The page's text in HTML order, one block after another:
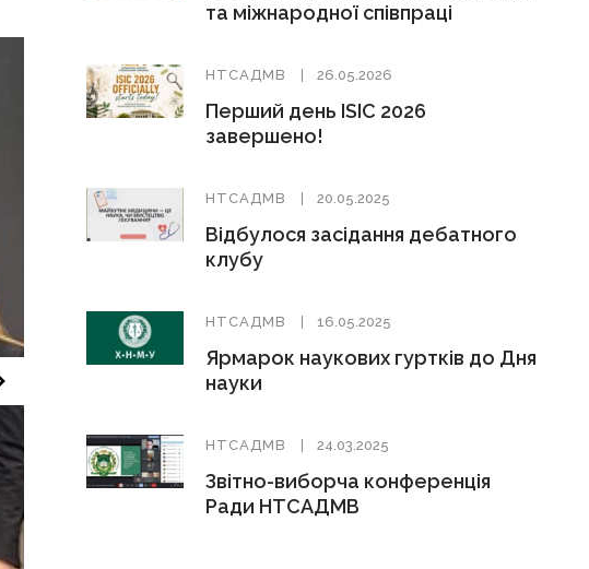
та міжнародної співпраці
НТСАДМВ 26.05.2026
Перший день ISIC 2026
завершено!
НТСАДМВ 20.05.2025
Відбулося засідання дебатного
клубу
НТСАДМВ 16.05.2025
Ярмарок наукових гуртків до Дня
науки
НТСАДМВ 24.03.2025
Звітно-виборча конференція
Ради НТСАДМВ